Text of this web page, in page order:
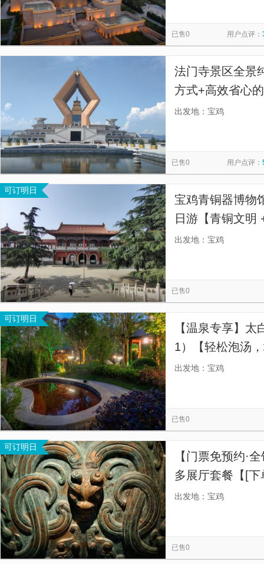
已售0 用户点评：
法门寺景区全景
方式+高效省心
保障+独特的体
出发地：宝鸡
已售0 用户点评：
可订明日
宝鸡青铜器博物
日游【青铜文明
站式深度体验宝
出发地：宝鸡
已售0
可订明日
【温泉专享】
1）【轻松泡汤
72℃-73℃高出水
出发地：宝鸡
已售0
可订明日
【门票免预约·
多展厅套餐【[
流政策，一票难
出发地：宝鸡
已售0